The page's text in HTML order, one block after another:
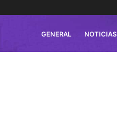
GENERAL NOTICIAS